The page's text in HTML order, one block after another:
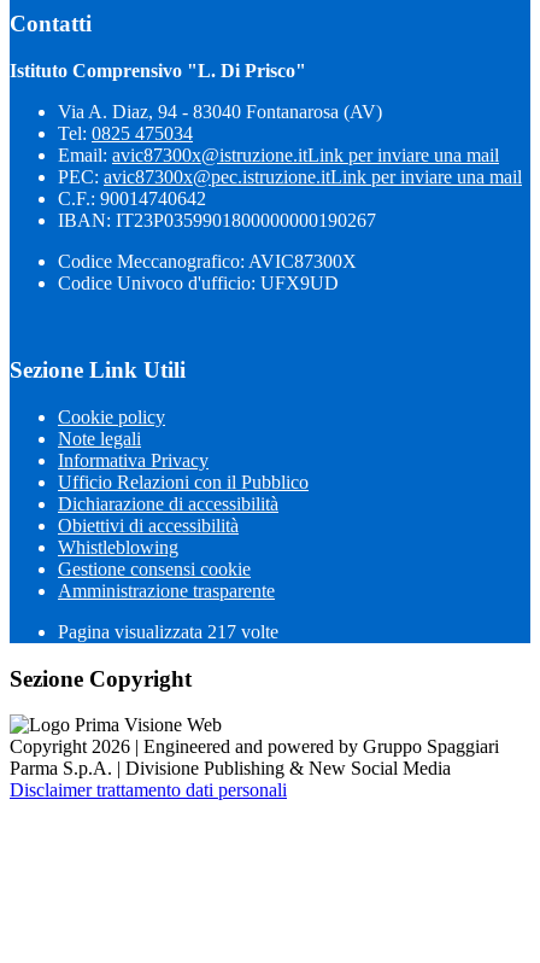
Contatti
Istituto Comprensivo "L. Di Prisco"
Via A. Diaz, 94 - 83040 Fontanarosa (AV)
Tel: 0825 475034
Email: avic87300x@istruzione.itLink per inviare una mail
PEC: avic87300x@pec.istruzione.itLink per inviare una mail
C.F.: 90014740642
IBAN: IT23P0359901800000000190267
Codice Meccanografico: AVIC87300X
Codice Univoco d'ufficio: UFX9UD
Sezione Link Utili
Cookie policy
Note legali
Informativa Privacy
Ufficio Relazioni con il Pubblico
Dichiarazione di accessibilità
Obiettivi di accessibilità
Whistleblowing
Gestione consensi cookie
Amministrazione trasparente
Pagina visualizzata 217 volte
Sezione Copyright
Copyright 2026 | Engineered and powered by Gruppo Spaggiari
Parma S.p.A. | Divisione Publishing & New Social Media
Disclaimer trattamento dati personali